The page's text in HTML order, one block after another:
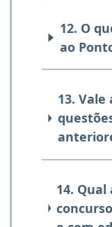
12. O
ao
13.
14.